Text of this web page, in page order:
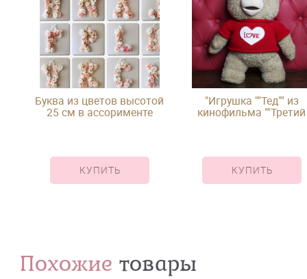
Буква из цветов высотой
25 см в ассорименте
КУПИТЬ
"Игрушка ""Тед"" из
кинофильма ""Третий
КУПИТЬ
Похожие товары